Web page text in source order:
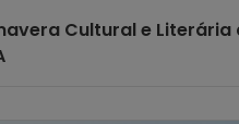
Cultural e